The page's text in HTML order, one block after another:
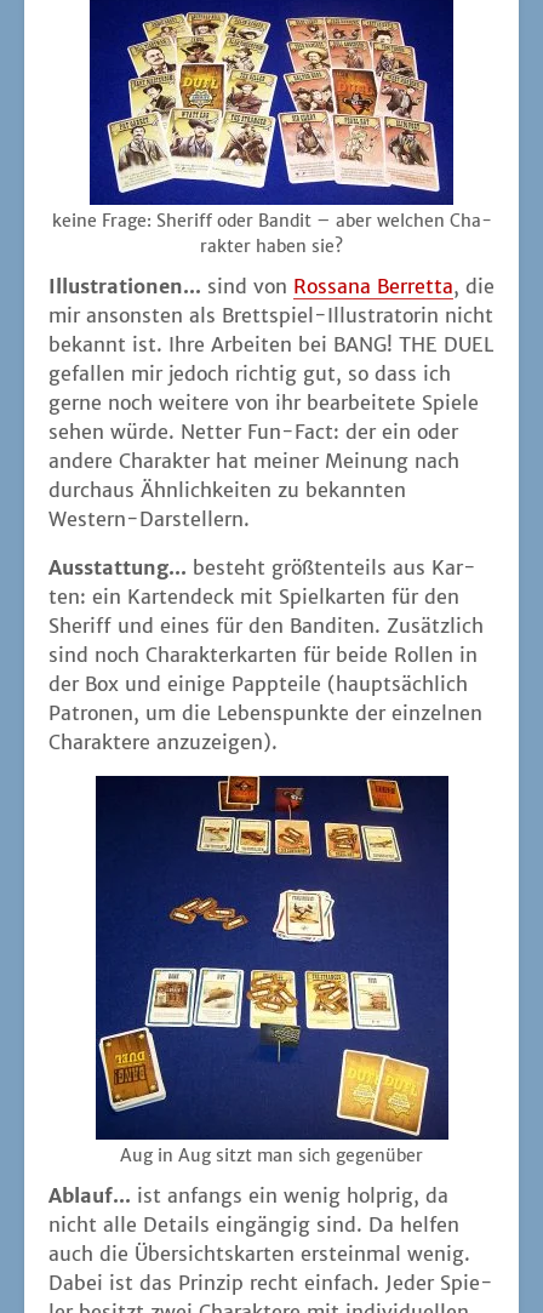
kei­ne Fra­ge: She­riff oder Ban­dit – aber wel­chen Cha­
rak­ter haben sie?
Illus­tra­tio­nen... sind von Rossa­na Ber­ret­ta, die
mir ansons­ten als Brett­spiel-Illus­tra­to­rin nicht
bekannt ist. Ihre Arbei­ten bei BANG! THE DUEL
gefal­len mir jedoch rich­tig gut, so dass ich
ger­ne noch wei­te­re von ihr bear­bei­te­te Spie­le
sehen wür­de. Net­ter Fun-Fact: der ein oder
ande­re Cha­rak­ter hat mei­ner Mei­nung nach
durch­aus Ähn­lich­kei­ten zu bekann­ten
Western-Darstellern.
Aus­stat­tung... besteht größ­ten­teils aus Kar­
ten: ein Kar­ten­deck mit Spiel­kar­ten für den
She­riff und eines für den Ban­di­ten. Zusätz­lich
sind noch Cha­rak­ter­kar­ten für bei­de Rol­len in
der Box und eini­ge Papp­tei­le (haupt­säch­lich
Patro­nen, um die Lebens­punk­te der ein­zel­nen
Cha­rak­te­re anzuzeigen).
Aug in Aug sitzt man sich gegenüber
Ablauf... ist anfangs ein wenig holp­rig, da
nicht alle Details ein­gän­gig sind. Da hel­fen
auch die Über­sichts­kar­ten erst­ein­mal wenig.
Dabei ist das Prin­zip recht ein­fach. Jeder Spie­